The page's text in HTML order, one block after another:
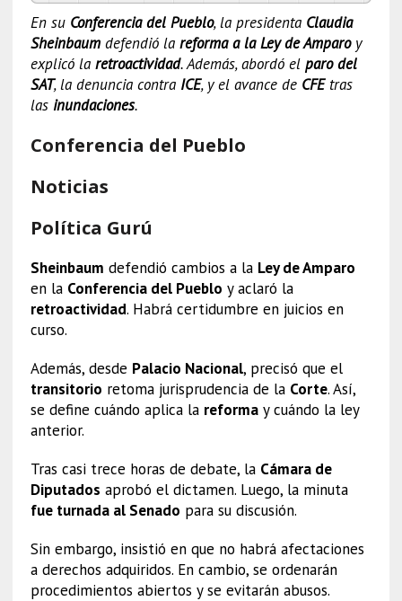
En su Conferencia del Pueblo, la presidenta Claudia
Sheinbaumdefendió la reforma a la Ley de Amparoy
explicó la retroactividad. Además, abordó el paro del
SAT, la denuncia contra ICE, y el avance de CFEtras
las inundaciones.
Conferencia del Pueblo
Noticias
Política Gurú
Sheinbaum defendió cambios a la Ley de Amparo
en la Conferencia del Pueblo y aclaró la
retroactividad. Habrá certidumbre en juicios en
curso.
Además, desde Palacio Nacional, precisó que el
transitorio retoma jurisprudencia de la Corte. Así,
se define cuándo aplica la reformay cuándo la ley
anterior.
Tras casi trece horas de debate, la Cámara de
Diputados aprobó el dictamen. Luego, la minuta
fue turnada al Senado para su discusión.
Sin embargo, insistió en que no habrá afectaciones
a derechos adquiridos. En cambio, se ordenarán
procedimientos abiertos y se evitarán abusos.